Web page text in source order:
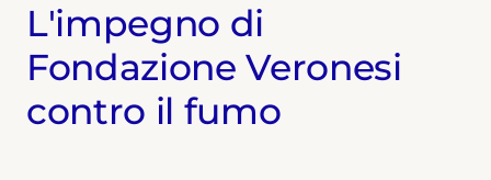
L'impegno di
Fondazione Veronesi
contro il fumo